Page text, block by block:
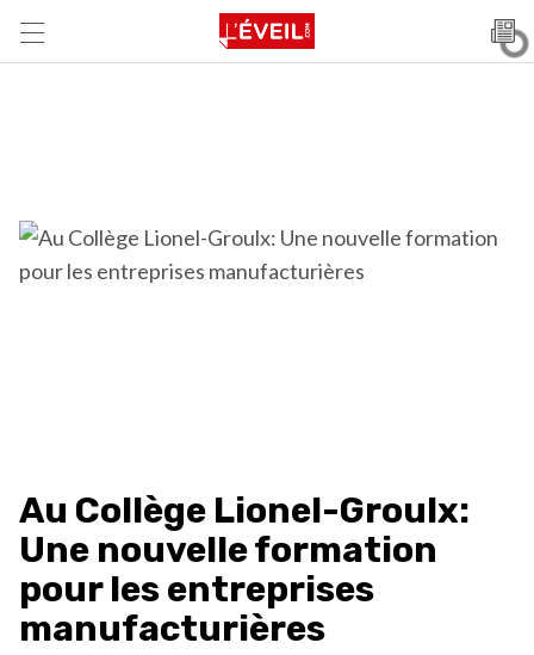
Au Collège Lionel-Groulx:
Une nouvelle formation
pour les entreprises
manufacturières